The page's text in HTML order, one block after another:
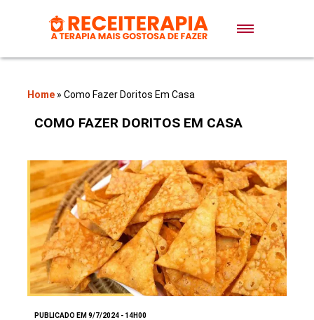
Doces e Sobremesas
Massas
Lanches
Bolos
Pães
Home » Como Fazer Doritos Em Casa
COMO FAZER DORITOS EM CASA
PUBLICADO EM 9/7/2024 - 14H00